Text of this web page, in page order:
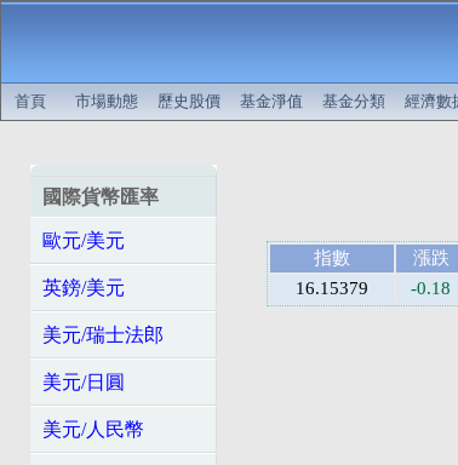
首頁 市場動態 歷史股價 基金淨值 基金分類 經濟數
國際貨幣匯率
歐元/美元
英鎊/美元
美元/瑞士法郎
美元/日圓
美元/人民幣
指數 漲跌
16.15379
-0.18